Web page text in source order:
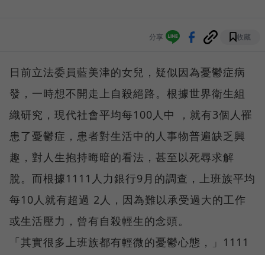
分享 收藏
日前立法委員藍美津的女兒，疑似因為憂鬱症病
發，一時想不開走上自殺絕路。根據世界衛生組
織研究，現代社會平均每100人中 ，就有3個人罹
患了憂鬱症，患者對生活中的人事物普遍缺乏興
趣，對人生抱持晦暗的看法，甚至以死尋求解
脫。而根據1111人力銀行9月的調查，上班族平均
每10人就有超過 2人，因為難以承受過大的工作
或生活壓力，曾有自殺輕生的念頭。
「其實很多上班族都有輕微的憂鬱心態，」1111